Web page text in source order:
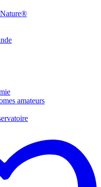
amateurs